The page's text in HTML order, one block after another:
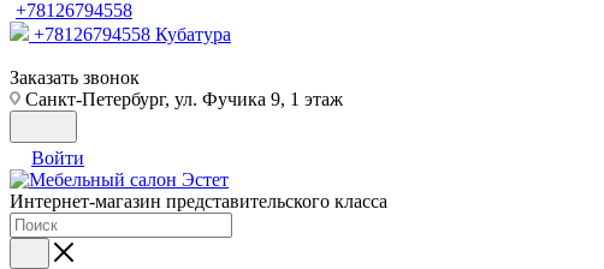
+78126794558
+78126794558 Кубатура
Заказать звонок
Санкт-Петербург, ул. Фучика 9, 1 этаж
Войти
Интернет-магазин представительского класса